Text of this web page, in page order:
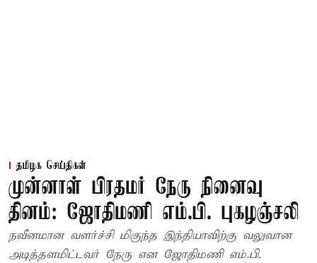
தமிழக செய்திகள்
முன்னாள் பிரதமர் நேரு நினைவு
தினம்: ஜோதிமணி எம்.பி. புகழஞ்சலி
நவீனமான வளர்ச்சி மிகுந்த இந்தியாவிற்கு வலுவான
அடித்தளமிட்டவர் நேரு என ஜோதிமணி எம்.பி.